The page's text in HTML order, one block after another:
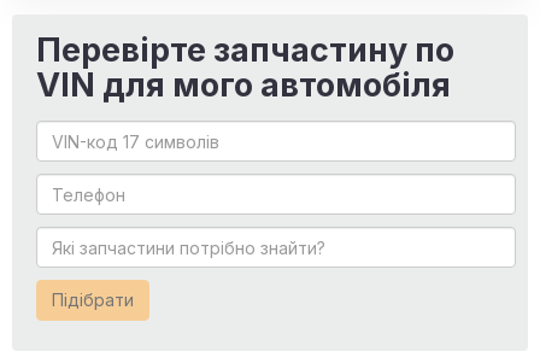
Перевірте запчастину по
VIN для мого автомобіля
Підібрати